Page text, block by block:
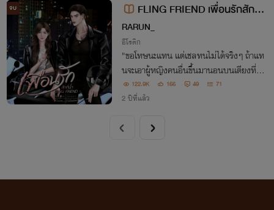
จบ
FLING FRIEND เพื่อนรักสักกี่
น้ำ
RARUN_
อีโรติก
"ขอโทษนะแทน แต่เชลทนไม่ได้จริงๆ ถ้าแท
นจะเอาผู้หญิงคนอื่นขึ้นมานอนบนเตียงที่แท
นเคยใช้กับเชล" เพราะไม่ต้องการให้ผู้หญิงห
น้าไหนได้เขาไป เธอจึงยอมทำทุกทาง แม้กร
122.9K 166 49 71
2 ปีที่แล้ว